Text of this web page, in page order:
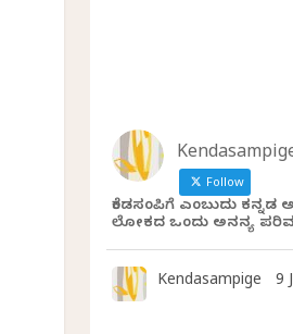
Follow
ಕೆಂಡಸಂಪಿಗೆ ಎಂಬುದು ಕನ್ನಡ
ಲೋಕದ ಒಂದು ಅನನ್ಯ
Kendasampige 9